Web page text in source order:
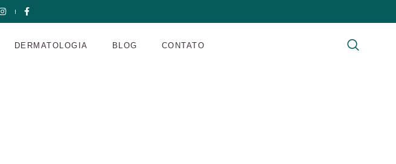
DERMATOLOGIA BLOG CONTATO